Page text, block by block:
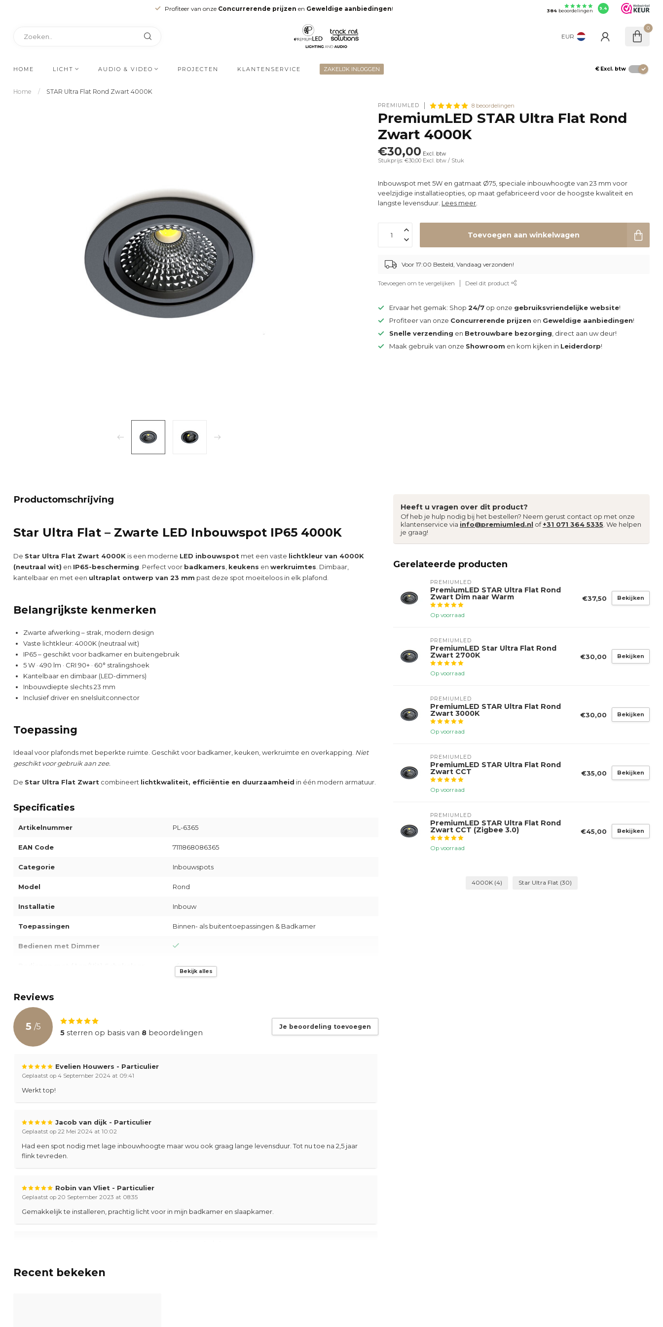
Profiteer van onze Concurrerende prijzen en Geweldige aanbiedingen! 384beoordelingen 9.4
EUR
0
HOME LICHT AUDIO & VIDEO PROJECTEN KLANTENSERVICE ZAKELIJK INLOGGEN € Excl. btw
Home / STAR Ultra Flat Rond Zwart 4000K
PREMIUMLED 8 beoordelingen
PremiumLED STAR Ultra Flat Rond
Zwart 4000K
€30,00 Excl. btw
Stukprijs: €30,00 Excl. btw / Stuk
Inbouwspot met 5W en gatmaat Ø75, speciale inbouwhoogte van 23 mm voor
veelzijdige installatieopties, op maat gefabriceerd voor de hoogste kwaliteit en
langste levensduur. Lees meer
Toevoegen aan winkelwagen
Voor 17:00 Besteld, Vandaag verzonden!
Toevoegen om te vergelijken Deel dit product
Ervaar het gemak: Shop24/7 op onze gebruiksvriendelijke website!
Profiteer van onze Concurrerende prijzen en Geweldige aanbiedingen!
Snelle verzending en Betrouwbare bezorging , direct aan uw deur!
Maak gebruik van onze Showroom en kom kijken in Leiderdorp!
Productomschrijving
Star Ultra Flat – Zwarte LED Inbouwspot IP65 4000K
De Star Ultra Flat Zwart 4000K is een moderne LED inbouwspot met een vaste lichtkleur van 4000K
(neutraal wit) en IP65-bescherming . Perfect voor badkamers keukens en werkruimtes . Dimbaar,
kantelbaar en met een ultraplat ontwerp van 23 mm past deze spot moeiteloos in elk plafond.
Belangrijkste kenmerken
Zwarte afwerking – strak, modern design
Vaste lichtkleur: 4000K (neutraal wit)
IP65 – geschikt voor badkamer en buitengebruik
5 W · 490 lm · CRI 90+ · 60° stralingshoek
Kantelbaar en dimbaar (LED-dimmers)
Inbouwdiepte slechts 23 mm
Inclusief driver en snelsluitconnector
Toepassing
Ideaal voor plafonds met beperkte ruimte. Geschikt voor badkamer, keuken, werkruimte en overkapping. Niet
geschikt voor gebruik aan zee.
De Star Ultra Flat Zwart combineert lichtkwaliteit, efficiëntie en duurzaamheid in één modern armatuur.
Specificaties
Artikelnummer PL-6365
EAN Code 7111868086365
Categorie Inbouwspots
Model Rond
Installatie Inbouw
Toepassingen Binnen- als buitentoepassingen & Badkamer
Bedienen met Dimmer
Kleurtemperatuur
Kleur Weergave Index
Levensduur
Dimbaar
Inclusief Driver
Inclusief Quick Connector
Spanning
Bekijk alles
Reviews
5 /5
5 sterren op basis van 8 beoordelingen
Je beoordeling toevoegen
Evelien Houwers - Particulier
Geplaatst op 4 September 2024 at 09:41
Werkt top!
Jacob van dijk - Particulier
Geplaatst op 22 Mei 2024 at 10:02
Had een spot nodig met lage inbouwhoogte maar wou ook graag lange levensduur. Tot nu toe na 2,5 jaar
flink tevreden.
Robin van Vliet - Particulier
Geplaatst op 20 September 2023 at 08:35
Gemakkelijk te installeren, prachtig licht voor in mijn badkamer en slaapkamer.
Top inbouwspots, kwalitatief voor mij de beste.
Heeft u vragen over dit product?
Of heb je hulp nodig bij het bestellen? Neem gerust contact op met onze
klantenservice via info@premiumled.nl of+31 071 364 5335 . We helpen
je graag!
Gerelateerde producten
PREMIUMLED
PremiumLED STAR Ultra Flat Rond
Zwart Dim naar Warm
Op voorraad
€37,50 Bekijken
PREMIUMLED
PremiumLED Star Ultra Flat Rond
Zwart 2700K
Op voorraad
€30,00 Bekijken
PREMIUMLED
PremiumLED STAR Ultra Flat Rond
Zwart 3000K
Op voorraad
€30,00 Bekijken
PREMIUMLED
PremiumLED STAR Ultra Flat Rond
Zwart CCT
Op voorraad
€35,00 Bekijken
PREMIUMLED
PremiumLED STAR Ultra Flat Rond
Zwart CCT (Zigbee 3.0)
Op voorraad
€45,00 Bekijken
4000K (4) Star Ultra Flat (30)
Recent bekeken